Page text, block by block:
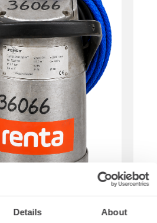
Details About